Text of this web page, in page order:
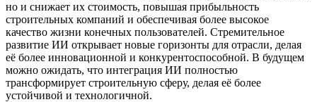
но и снижает их стоимость, повышая прибыльность
строительных компаний и обеспечивая более высокое
качество жизни конечных пользователей. Стремительное
развитие ИИ открывает новые горизонты для отрасли, делая
её более инновационной и конкурентоспособной. В будущем
можно ожидать, что интеграция ИИ полностью
трансформирует строительную сферу, делая её более
устойчивой и технологичной.